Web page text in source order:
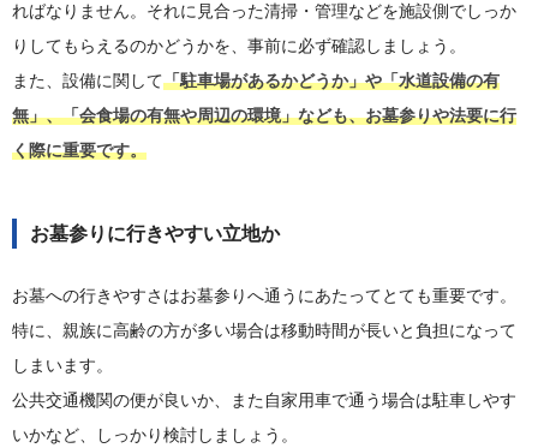
ればなりません。それに見合った清掃・管理などを施設側でしっか
りしてもらえるのかどうかを、事前に必ず確認しましょう。
また、設備に関して「駐車場があるかどうか」や「水道設備の有
無」、「会食場の有無や周辺の環境」なども、お墓参りや法要に行
く際に重要です。
お墓参りに行きやすい立地か
お墓への行きやすさはお墓参りへ通うにあたってとても重要です。
特に、親族に高齢の方が多い場合は移動時間が長いと負担になって
しまいます。
公共交通機関の便が良いか、また自家用車で通う場合は駐車しやす
いかなど、しっかり検討しましょう。